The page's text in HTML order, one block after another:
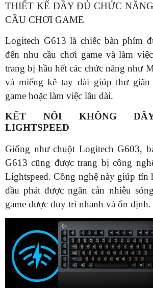
THIẾT KẾ ĐẦY ĐỦ CHỨC
CẦU CHƠI GAME
Logitech G613 là chiếc bàn phím
đến nhu cầu chơi game và làm
trang bị hầu hết các chức năng như
và miếng kê tay dài giúp thư
game hoặc làm việc lâu dài.
KẾT NỐI KHÔNG DÂY
LIGHTSPEED
Giống như chuột Logitech G603,
G613 cũng được trang bị công
Lightspeed. Công nghệ này giúp tín
đầu phát được ngăn cản nhiễu
game được duy trì nhanh và ổn định.